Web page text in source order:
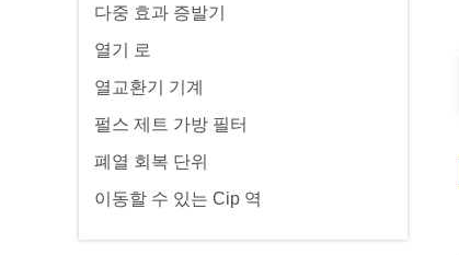
다중 효과 증발기
열기 로
열교환기 기계
펄스 제트 가방 필터
폐열 회복 단위
이동할 수 있는 Cip 역